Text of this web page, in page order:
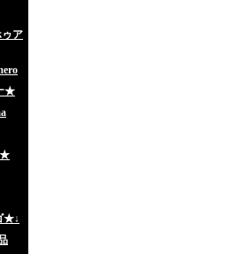
ア
★
★
★↓